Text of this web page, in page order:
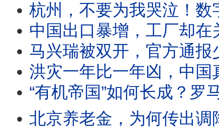
杭州，不要为我哭泣！数字经济第一城的十
中国出口暴增，工厂却在关门：官方数字
马兴瑞被双开，官方通报少了三个名
洪灾一年比一年凶，中国真正变
“有机帝国”如何长成？罗马
北京养老金，为何传出调降消息？马斯